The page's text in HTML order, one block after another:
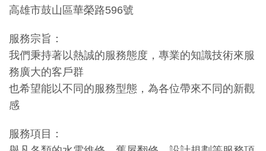
高雄市鼓山區華榮路596號
服務宗旨：
我們秉持著以熱誠的服務態度，專業的知識技術來服
務廣大的客戶群
也希望能以不同的服務型態，為各位帶來不同的新觀
感
服務項目：